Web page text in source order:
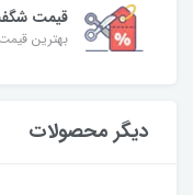
قیمت
بهترین
دیگر محصولات